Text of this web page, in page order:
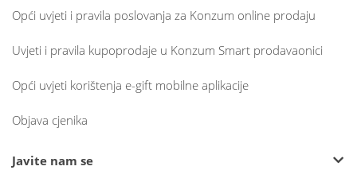
Opći uvjeti i pravila poslovanja za Konzum online prodaju
Uvjeti i pravila kupoprodaje u Konzum Smart prodavaonici
Opći uvjeti korištenja e-gift mobilne aplikacije
Objava cjenika
Javite nam se